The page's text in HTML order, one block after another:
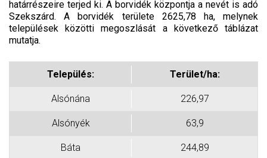
határrészeire terjed ki. A borvidék központja a nevét is adó
Szekszárd. A borvidék területe 2625,78 ha, melynek
települések közötti megoszlását a következő táblázat
mutatja.
Település: Terület/ha:
Alsónána 226,97
Alsónyék 63,9
Báta 244,89